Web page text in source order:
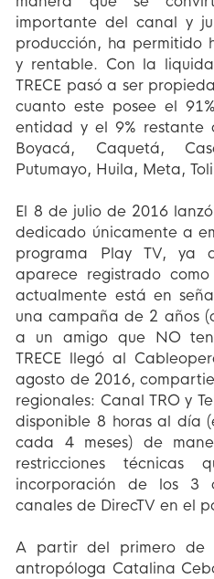
importante del canal y
producción, ha permitido
y rentable. Con la
TRECE pasó a ser
cuanto este posee el
entidad y el 9% restante
Boyacá, Caquetá,
Putumayo, Huila, Meta,
El 8 de julio de 2016
dedicado únicamente a
programa Play TV, ya
aparece registrado
actualmente está en
una campaña de 2 años
a un amigo que NO
TRECE llegó al
agosto de 2016,
regionales: Canal TRO y
disponible 8 horas al día
cada 4 meses) de
restricciones
incorporación de los
canales de DirecTV en el
A partir del primero de
antropóloga Catalina